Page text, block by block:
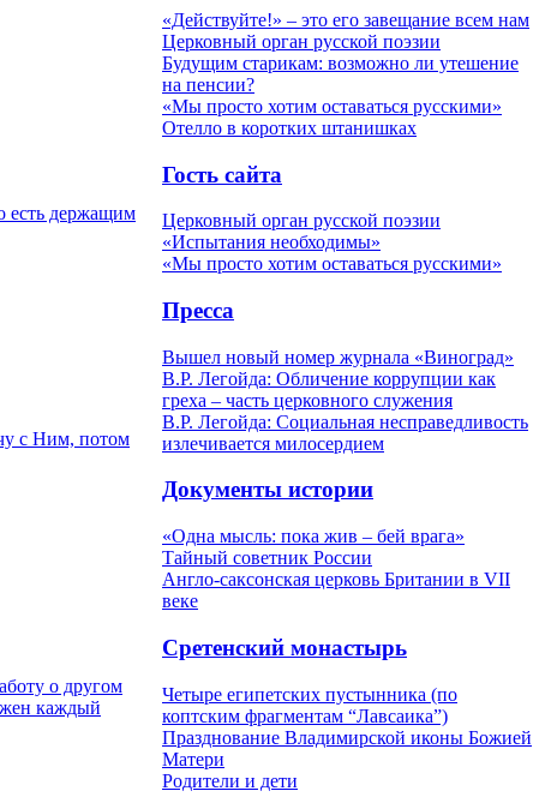
есть держащим
с Ним, потом
о другом
каждый
«Действуйте!» – это его завещание всем нам
Церковный орган русской поэзии
Будущим старикам: возможно ли утешение
на пенсии?
«Мы просто хотим оставаться русскими»
Отелло в коротких штанишках
Гость сайта
Церковный орган русской поэзии
«Испытания необходимы»
«Мы просто хотим оставаться русскими»
Пресса
Вышел новый номер журнала «Виноград»
В.Р. Легойда: Обличение коррупции как
греха – часть церковного служения
В.Р. Легойда: Социальная несправедливость
излечивается милосердием
Документы истории
«Одна мысль: пока жив – бей врага»
Тайный советник России
Англо-саксонская церковь Британии в VII
веке
Сретенский монастырь
Четыре египетских пустынника (по
коптским фрагментам “Лавсаика”)
Празднование Владимирской иконы Божией
Матери
Родители и дети